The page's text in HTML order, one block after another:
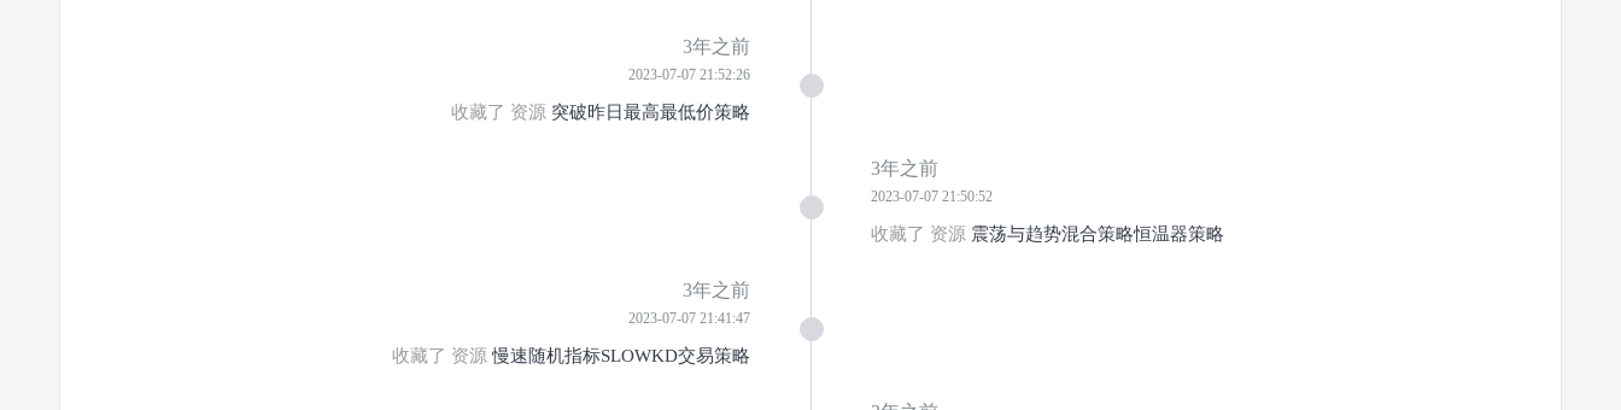
3年之前
2023-07-07 21:52:26
收藏了 资源 突破昨日最高最低价策略
3年之前
2023-07-07 21:50:52
收藏了 资源 震荡与趋势混合策略恒温器策略
3年之前
2023-07-07 21:41:47
收藏了 资源慢速随机指标SLOWKD交易策略